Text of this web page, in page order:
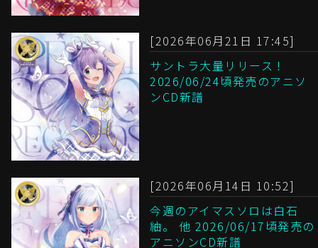
[2026年06月21日 17:45]
サントラ大量リリース！
2026/06/24頃発売のアニソ
ンCD新譜
[2026年06月14日 10:52]
今週のアイマスソロは白石
紬。 他 2026/06/17頃発売の
アニソンCD新譜